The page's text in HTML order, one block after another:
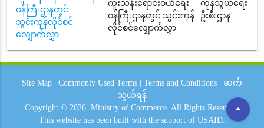
ဝန်ကြီးဌာနတွင်
သွင်းကုန်လိုင်စင်
လျှောက်လွှာ
ကူးသန်းရောင်းဝယ်ရေး
ဝန်ကြီးဌာနတွင် သွင်းကုန်
လိုင်စင်လျှောက်လွှာ
ကုန်သွယ်ရေး
ဦးစီးဌာန
arrow_drop_up
Site Map Commonly Used Terms Terms and Conditions
ဆက်
သွယ်ရန်
Copyright © 2026. Ministry of Commerce. All Rights Reserved.
This website has been built with the support of USAID.